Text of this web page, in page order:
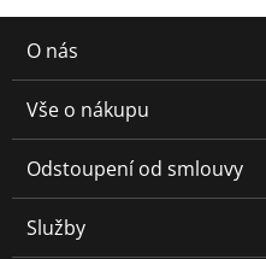
O nás
Vše o nákupu
Odstoupení od smlouvy
Služby